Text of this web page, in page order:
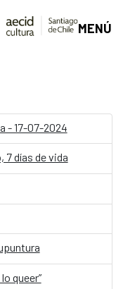
MENÚ
- 17-07-2024
7 días de vida
queer”